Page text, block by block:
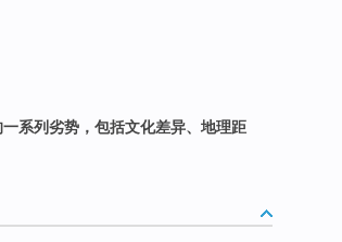
系列劣势，包括文化差异、地理距